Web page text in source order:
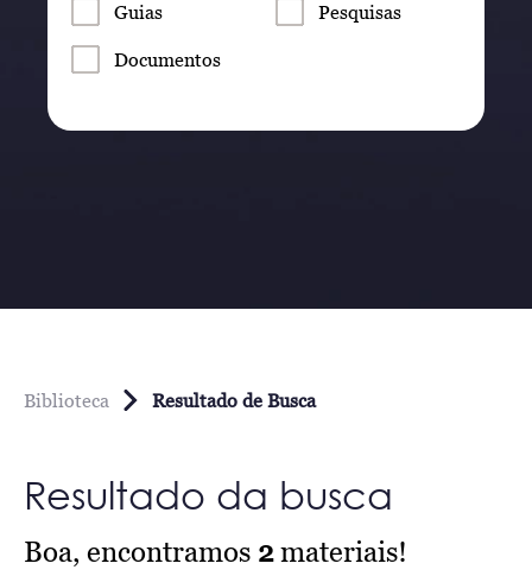
Guias Pesquisas
Documentos
Biblioteca Resultado de Busca
Resultado da busca
Boa, encontramos 2materiais!